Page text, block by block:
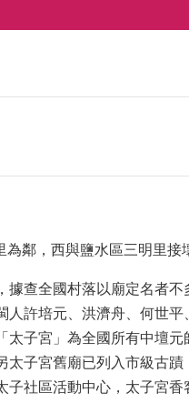
鄰，西與鹽水區三明里接
查全國村落以廟定名者
許培元、洪濟舟、何世
子宮」為全國所有中壇
子宮舊廟已列入市級古
社區活動中心，太子宮